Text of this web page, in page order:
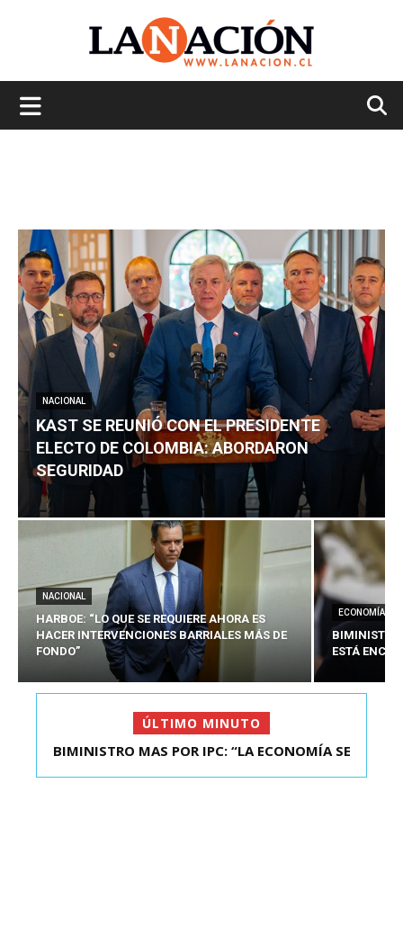
NACIONAL
KAST SE REUNIÓ CON EL PRESIDENTE
ELECTO DE COLOMBIA: ABORDARON
SEGURIDAD
NACIONAL
HARBOE: “LO QUE SE REQUIERE AHORA ES
HACER INTERVENCIONES BARRIALES MÁS DE
FONDO”
ECONOMÍA
BIMINISTRO
ESTÁ
ÚLTIMO MINUTO
KAST SE REUNIÓ CON EL PRESIDENTE ELECTO DE
BIMINISTRO MAS POR IPC: “LA ECONOMÍA SE